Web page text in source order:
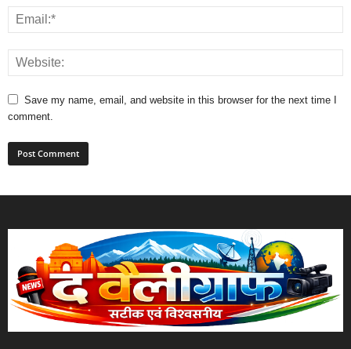
Save my name, email, and website in this browser for the next time I
comment.